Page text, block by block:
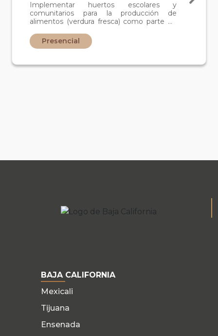
Implementar huertos escolares y
comunitarios para la producción de
alimentos (verdura fresca) como parte de
correcta y fortalecimiento de las acciones
de orientación alimentaria de los
fomentar una cultura de hábitos
Presencial
BAJA CALIFORNIA
Mexicali
Tijuana
Ensenada